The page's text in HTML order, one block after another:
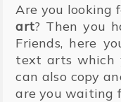
Are you looking
art? Then you
Friends, here
text arts which
can also copy
are you waiting